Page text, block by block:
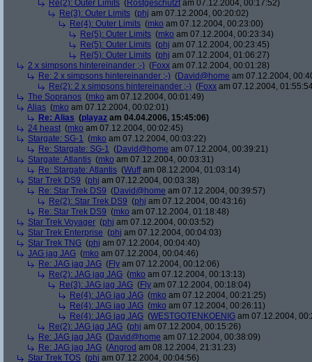
Re(2): Outer Limits (Rostgeschützt am 07.12.2004, 00:17:52)
Re(3): Outer Limits (phj am 07.12.2004, 00:20:02)
Re(4): Outer Limits (mko am 07.12.2004, 00:23:00)
Re(5): Outer Limits (mko am 07.12.2004, 00:23:34)
Re(5): Outer Limits (phj am 07.12.2004, 00:23:45)
Re(5): Outer Limits (phj am 07.12.2004, 01:06:27)
2 x simpsons hintereinander ;-) (Foxx am 07.12.2004, 00:01:28)
Re: 2 x simpsons hintereinander ;-) (David@home am 07.12.2004,
Re(2): 2 x simpsons hintereinander ;-) (Foxx am 07.12.2004,
The Sopranos (mko am 07.12.2004, 00:01:49)
Alias (mko am 07.12.2004, 00:02:01)
Re: Alias (playaz am 04.04.2006, 15:45:06)
24 heast (mko am 07.12.2004, 00:02:45)
Stargate: SG-1 (mko am 07.12.2004, 00:03:22)
Re: Stargate: SG-1 (David@home am 07.12.2004, 00:39:21)
Stargate: Atlantis (mko am 07.12.2004, 00:03:31)
Re: Stargate: Atlantis (Wuffam 08.12.2004, 01:03:14)
Star Trek DS9 (phj am 07.12.2004, 00:03:38)
Re: Star Trek DS9 (David@home am 07.12.2004, 00:39:57)
Re(2): Star Trek DS9 (phj am 07.12.2004, 00:43:16)
Re: Star Trek DS9 (mko am 07.12.2004, 01:18:48)
Star Trek Voyager (phj am 07.12.2004, 00:03:52)
Star Trek Enterprise (phj am 07.12.2004, 00:04:03)
Star Trek TNG (phj am 07.12.2004, 00:04:40)
JAG jag JAG (mko am 07.12.2004, 00:04:46)
Re: JAG jag JAG (Fly am 07.12.2004, 00:12:06)
Re(2): JAG jag JAG (mko am 07.12.2004, 00:13:13)
Re(3): JAG jag JAG (Fly am 07.12.2004, 00:18:04)
Re(4): JAG jag JAG (mko am 07.12.2004, 00:21:25)
Re(4): JAG jag JAG (mko am 07.12.2004, 00:26:11)
Re(4): JAG jag JAG (WESTGOTENKOENIG am 07.12.2004,
Re(2): JAG jag JAG (phj am 07.12.2004, 00:15:26)
Re: JAG jag JAG (David@home am 07.12.2004, 00:38:09)
Re: JAG jag JAG (Angrod am 08.12.2004, 21:31:23)
Star Trek TOS (phj am 07.12.2004, 00:04:56)